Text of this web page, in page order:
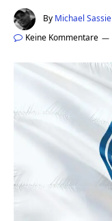
By Michael Sassie
Keine Kommentare